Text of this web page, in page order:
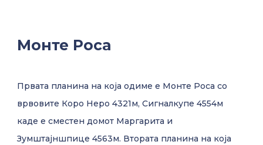
Монте Роса
Првата планина на која одиме е Монте Роса со
врвовите Коро Неро 4321м, Сигналкупе 4554м
каде е сместен домот Маргарита и
Зумштајншпице 4563м. Втората планина на која